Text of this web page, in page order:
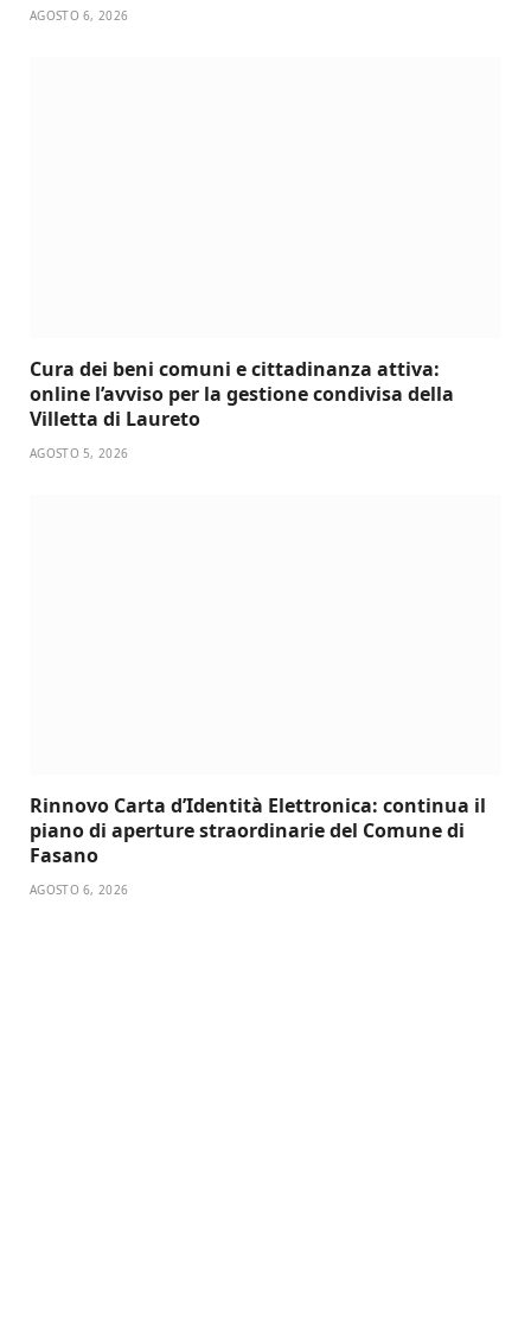
AGOSTO 6, 2026
Cura dei beni comuni e cittadinanza attiva:
online l’avviso per la gestione condivisa della
Villetta di Laureto
AGOSTO 5, 2026
Rinnovo Carta d’Identità Elettronica: continua il
piano di aperture straordinarie del Comune di
Fasano
AGOSTO 6, 2026